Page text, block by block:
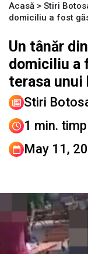
Acasă > Stiri
domiciliu a fost
Un tânăr
domiciliu a
terasa unui
Stiri
1 min.
May 11,